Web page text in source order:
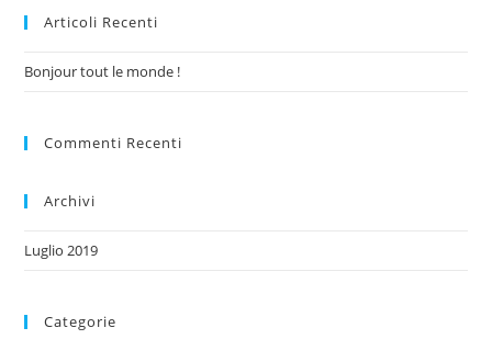
Articoli Recenti
Bonjour tout le monde !
Commenti Recenti
Archivi
Luglio 2019
Categorie